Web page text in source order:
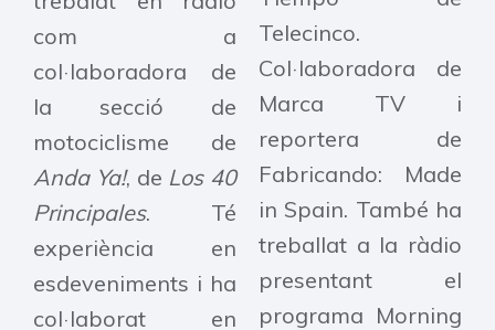
com a
col·laboradora de
la secció de
motociclisme de
Anda Ya!, de Los 40
Principales. Té
experiència en
esdeveniments i ha
col·laborat en
Telecinco.
Col·laboradora de
Marca TV i
reportera de
Fabricando: Made
in Spain. També ha
treballat a la ràdio
presentant el
programa Morning